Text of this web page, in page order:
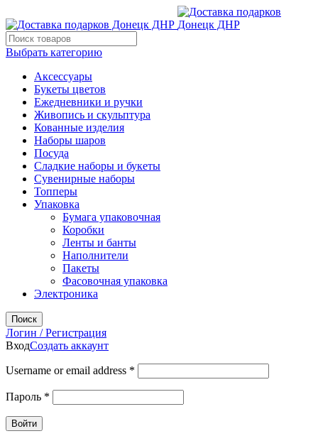
Выбрать категорию
Аксессуары
Букеты цветов
Ежедневники и ручки
Живопись и скульптура
Кованные изделия
Наборы шаров
Посуда
Сладкие наборы и букеты
Сувенирные наборы
Топперы
Упаковка
Бумага упаковочная
Коробки
Ленты и банты
Наполнители
Пакеты
Фасовочная упаковка
Электроника
Поиск
Логин / Регистрация
ВходСоздать аккаунт
Username or email address *
Пароль *
Войти